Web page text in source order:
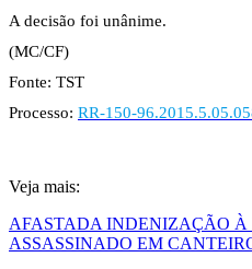
A decisão foi unânime.
(MC/CF)
Fonte: TST
Processo: RR-150-
Veja mais:
AFASTADA INDENIZAÇÃO
ASSASSINADO EM